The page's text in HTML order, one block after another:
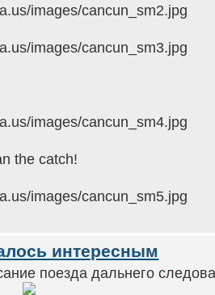
images/cancun_sm2.jpg
images/cancun_sm3.jpg
images/cancun_sm4.jpg
the catch!
images/cancun_sm5.jpg
интересным
поезда дальнего